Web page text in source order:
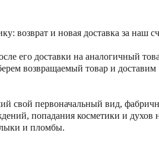
и новая доставка за наш
его доставки на аналогичный
возвращаемый товар и доставим
свой первоначальный вид,
попадания косметики и духов
и пломбы.